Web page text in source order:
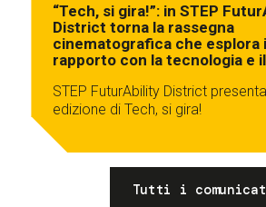
“Tech, si gira!”: in STEP
District torna la rassegna
cinematografica che esplora
rapporto con la tecnologia e
STEP FuturAbility District
edizione di Tech, si gira!
Tutti i